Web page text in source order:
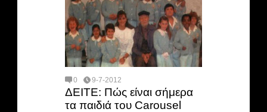
0 9-7-2012
ΔΕΙΤΕ: Πώς είναι σήμερα
τα παιδιά του Carοusel